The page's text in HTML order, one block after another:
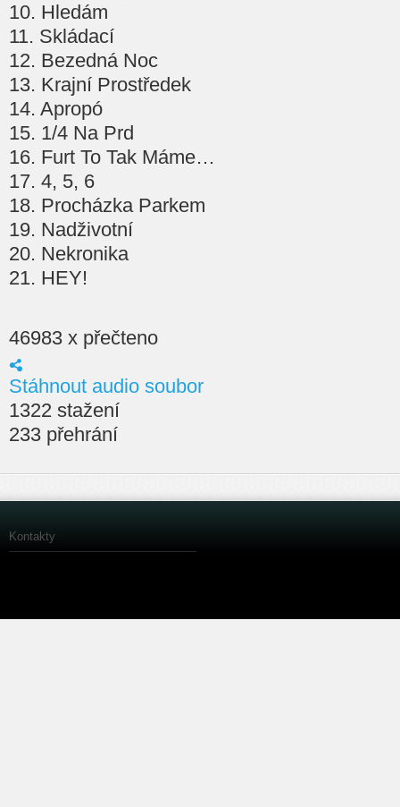
10. Hledám
11. Skládací
12. Bezedná Noc
13. Krajní Prostředek
14. Apropó
15. 1/4 Na Prd
16. Furt To Tak Máme…
17. 4, 5, 6
18. Procházka Parkem
19. Nadživotní
20. Nekronika
21. HEY!
46983 x přečteno
Stáhnout audio soubor
1322 stažení
233 přehrání
Kontakty